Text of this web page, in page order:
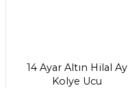
14 Ayar Altın Hilal Ay
Kolye Ucu